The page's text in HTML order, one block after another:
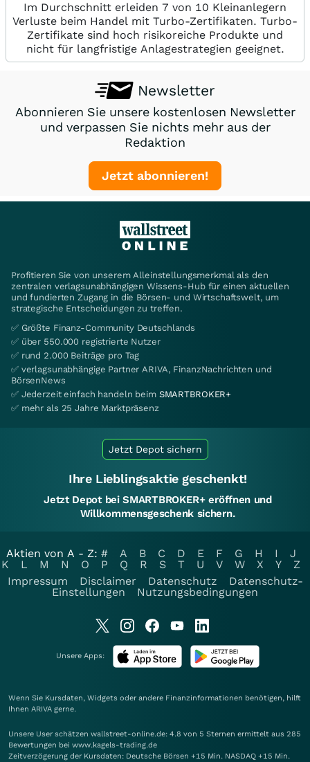
Im Durchschnitt erleiden 7 von 10 Kleinanlegern
Verluste beim Handel mit Turbo-Zertifikaten. Turbo-
Zertifikate sind hoch risikoreiche Produkte und
nicht für langfristige Anlagestrategien geeignet.
Newsletter
Abonnieren Sie unsere kostenlosen Newsletter
und verpassen Sie nichts mehr aus der
Redaktion
Jetzt abonnieren!
Profitieren Sie von unserem Alleinstellungsmerkmal als den
zentralen verlagsunabhängigen Wissens-Hub für einen aktuellen
und fundierten Zugang in die Börsen- und Wirtschaftswelt, um
strategische Entscheidungen zu treffen.
✅ Größte Finanz-Community Deutschlands
✅ über 550.000 registrierte Nutzer
✅ rund 2.000 Beiträge pro Tag
✅ verlagsunabhängige Partner ARIVA, FinanzNachrichten und
BörsenNews
✅ Jederzeit einfach handeln beim SMARTBROKER+
✅ mehr als 25 Jahre Marktpräsenz
Jetzt Depot sichern
Ihre Lieblingsaktie geschenkt!
Jetzt Depot bei SMARTBROKER+ eröffnen und
Willkommensgeschenk sichern.
Aktien von A - Z: # A B C D E F G H I
J
K
L M N O P Q R S T U V W X Y
Z
Impressum
Disclaimer Datenschutz
Datenschutz-
Einstellungen
Nutzungsbedingungen
Unsere Apps:
Wenn Sie Kursdaten, Widgets oder andere Finanzinformationen benötigen, hilft
Ihnen ARIVA gerne.
Unsere User schätzen wallstreet-online.de: 4.8 von 5 Sternen ermittelt aus 285
Bewertungen bei www.kagels-trading.de
Zeitverzögerung der Kursdaten: Deutsche Börsen +15 Min. NASDAQ +15 Min.